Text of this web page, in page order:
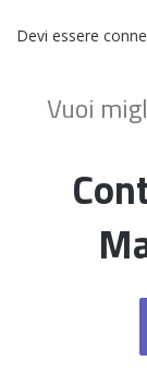
Devi essere
Vuoi